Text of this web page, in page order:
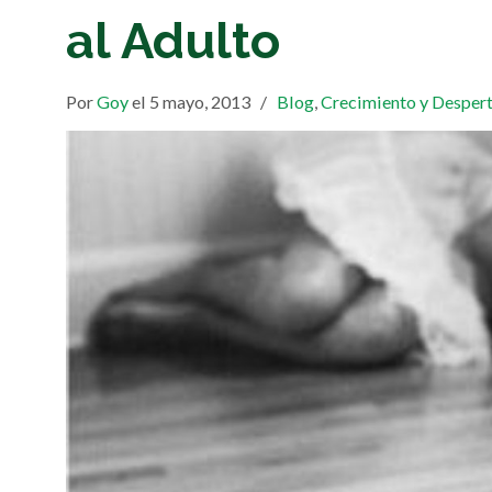
al Adulto
PorGoyel 5 mayo, 2013 / Blog,Crecimiento y